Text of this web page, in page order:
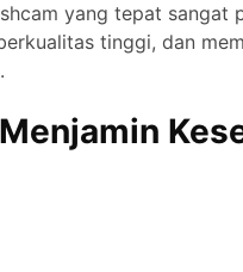
yang tepat sangat
tinggi, dan